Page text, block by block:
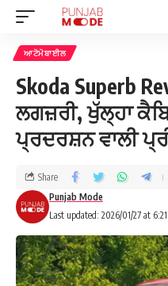
ਆਟੋਮੋਬਾਈਲ
Skoda Superb
ਲਗਜ਼ਰੀ, ਖੁੱਲ੍ਹਾ
ਪ੍ਰਦਰਸ਼ਨ ਵਾਲੀ
Last updated: 2026/01/27 at
Punjab Mode
Share